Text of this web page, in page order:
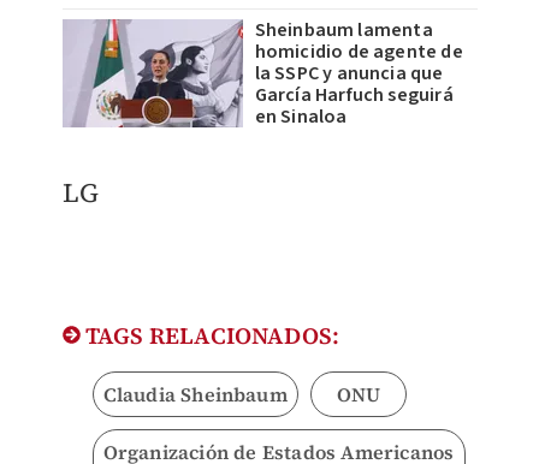
Sheinbaum lamenta
homicidio de agente de
la SSPC y anuncia que
García Harfuch seguirá
en Sinaloa
LG
TAGS RELACIONADOS:
Claudia Sheinbaum ONU
Organización de Estados Americanos